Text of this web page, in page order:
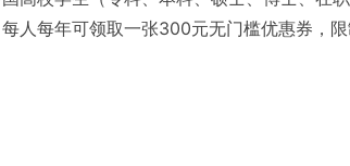
人每年可领取一张300元无门槛优惠券，